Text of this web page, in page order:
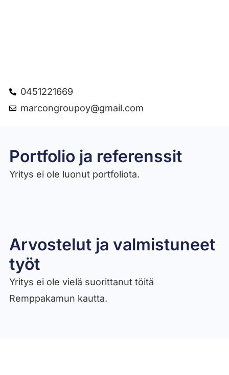
0451221669
marcongroupoy@gmail.com
Portfolio ja referenssit
Yritys ei ole luonut portfoliota.
Arvostelut ja valmistuneet
työt​
Yritys ei ole vielä suorittanut töitä
Remppakamun kautta.